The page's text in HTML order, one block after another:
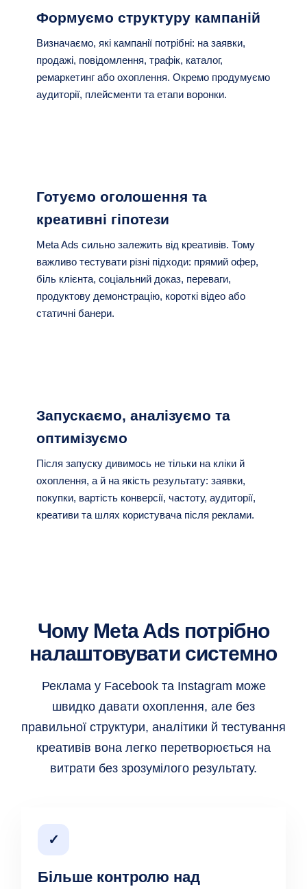
Формуємо структуру кампаній
Визначаємо, які кампанії потрібні: на заявки,
продажі, повідомлення, трафік, каталог,
ремаркетинг або охоплення. Окремо продумуємо
аудиторії, плейсменти та етапи воронки.
Готуємо оголошення та
креативні гіпотези
Meta Ads сильно залежить від креативів. Тому
важливо тестувати різні підходи: прямий офер,
біль клієнта, соціальний доказ, переваги,
продуктову демонстрацію, короткі відео або
статичні банери.
Запускаємо, аналізуємо та
оптимізуємо
Після запуску дивимось не тільки на кліки й
охоплення, а й на якість результату: заявки,
покупки, вартість конверсії, частоту, аудиторії,
креативи та шлях користувача після реклами.
Чому Meta Ads потрібно
налаштовувати системно
Реклама у Facebook та Instagram може
швидко давати охоплення, але без
правильної структури, аналітики й тестування
креативів вона легко перетворюється на
витрати без зрозумілого результату.
✓
Більше контролю над